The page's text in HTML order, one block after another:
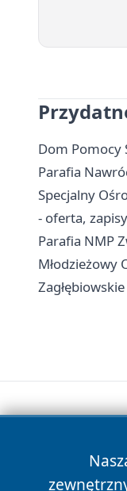
Dom Pomocy
Parafia
Specjalny
- oferta,
Parafia NMP
Młodzieżowy